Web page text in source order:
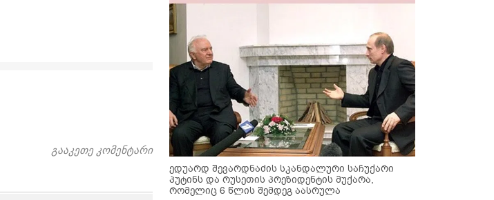
გააკეთე კომენტარი
ედუარდ შევარდნაძის სკანდალური საჩუქარი
პუტინს და რუსეთის პრეზიდენტის მუქარა,
რომელიც 6 წლის შემდეგ აასრულა